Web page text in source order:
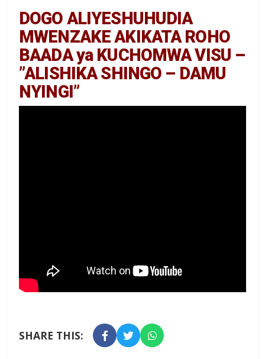
DOGO ALIYESHUHUDIA
MWENZAKE AKIKATA ROHO
BAADA ya KUCHOMWA VISU –
”ALISHIKA SHINGO – DAMU
NYINGI”
SHARE THIS: